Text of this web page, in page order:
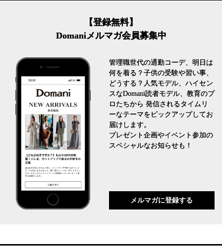
【登録無料】
Domaniメルマガ会員募集中
管理職世代の通勤コーデ、明日は
何を着る？子供の受験や習い事、
どうする？人気モデル、ハイセン
スなDomani読者モデル、教育のプ
ロたちから 発信されるタイムリ
ーなテーマをピックアップしてお
届けします。
プレゼント企画やイベント参加の
スペシャルなお知らせも！
メルマガに登録する